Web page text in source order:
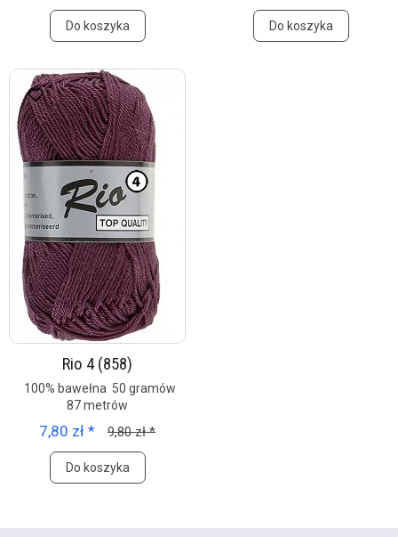
Do koszyka Do koszyka
Rio 4 (858)
100% bawełna 50 gramów
87 metrów
7,80 zł * 9,80 zł *
Do koszyka